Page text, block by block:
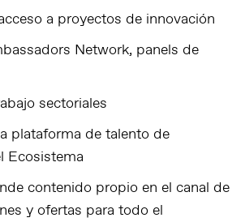
a proyectos de innovación
Network, panels de
sectoriales
plataforma de talento de
Ecosistema
contenido propio en el canal de
y ofertas para todo el